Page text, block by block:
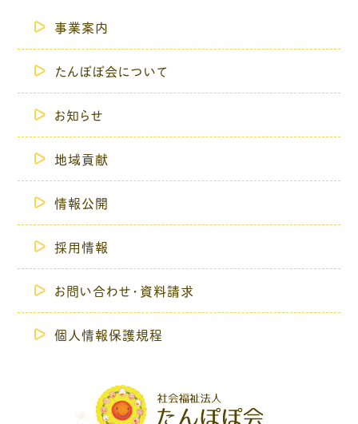
事業案内
たんぽぽ会について
お知らせ
地域貢献
情報公開
採用情報
お問い合わせ・資料請求
個人情報保護規程